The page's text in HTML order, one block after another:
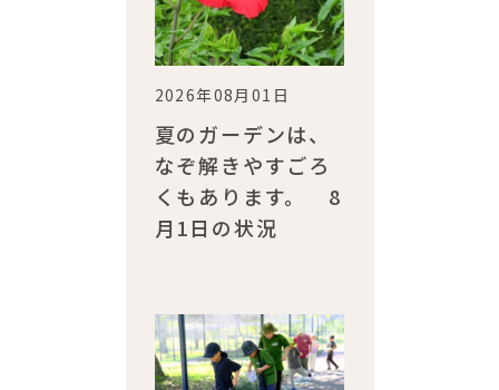
2026年08月01日
夏のガーデンは、
なぞ解きやすごろ
くもあります。 8
月1日の状況